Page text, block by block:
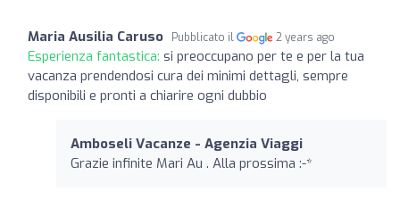
Maria Ausilia Caruso Pubblicato il 2 years ago
Esperienza fantastica: si preoccupano per te e per la tua
vacanza prendendosi cura dei minimi dettagli, sempre
disponibili e pronti a chiarire ogni dubbio
Amboseli Vacanze - Agenzia Viaggi
Grazie infinite Mari Au . Alla prossima :-*